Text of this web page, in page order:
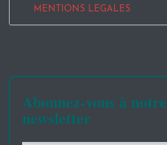
MENTIONS LEGALES
Abonnez-vous à notre
newsletter